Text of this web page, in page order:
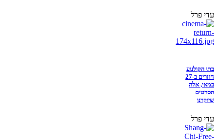
עדי פרל
בתי הקולנוע
חוזרים ב-27
במאי, אלה
הסרטים
שיוקרנו
עדי פרל